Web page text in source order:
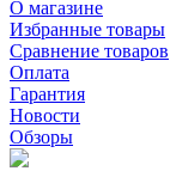
О магазине
Избранные товары
Сравнение товаров
Оплата
Гарантия
Новости
Обзоры